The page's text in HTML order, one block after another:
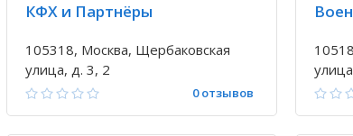
КФХ и Партнёры
105318, Москва, Щербаковская
улица, д. 3, 2
0 отзывов